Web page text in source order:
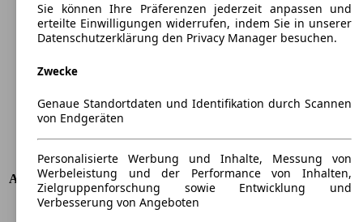
Länge
4389 mm
Höhe
1436 mm
Radstand
Max. Zuladung
-
Türen
Sitze
5
Dachlast
-
Anhängelast (ungebremst)
Anhängelast (gebremst)
-
Kofferraumvolumen
282 - 1104 l
Sie können Ihre Präferenzen jederzeit anpassen und
erteilte Einwilligungen widerrufen, indem Sie in unserer
Datenschutzerklärung den Privacy Manager besuchen.
Zwecke
Genaue Standortdaten und Identifikation durch Scannen
von Endgeräten
Personalisierte Werbung und Inhalte, Messung von
Werbeleistung und der Performance von Inhalten,
Zielgruppenforschung sowie Entwicklung und
Verbesserung von Angeboten